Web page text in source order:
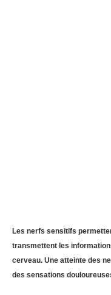
Les nerfs sensitifs
transmettent les
cerveau. Une atteinte des
des sensations